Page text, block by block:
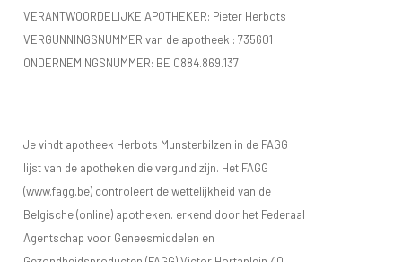
VERANTWOORDELIJKE APOTHEKER: Pieter Herbots
VERGUNNINGSNUMMER van de apotheek : 735601
ONDERNEMINGSNUMMER: BE 0884.869.137
Je vindt apotheek Herbots Munsterbilzen in de FAGG
lijst van de apotheken die vergund zijn. Het FAGG
(www.fagg.be) controleert de wettelijkheid van de
Belgische (online) apotheken. erkend door het Federaal
Agentschap voor Geneesmiddelen en